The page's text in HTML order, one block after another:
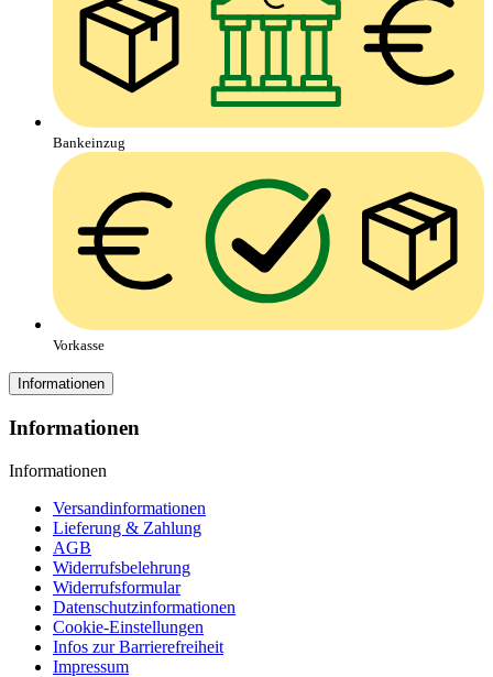
Bankeinzug
Vorkasse
Informationen
Informationen
Informationen
Versandinformationen
Lieferung & Zahlung
AGB
Widerrufsbelehrung
Widerrufsformular
Datenschutzinformationen
Cookie-Einstellungen
Infos zur Barrierefreiheit
Impressum